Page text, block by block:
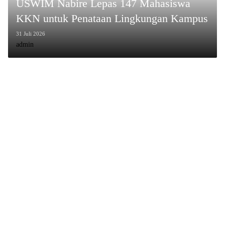
USWIM Nabire Lepas 147 Mahasiswa
KKN untuk Penataan Lingkungan Kampus
31 Juli 2026
admin